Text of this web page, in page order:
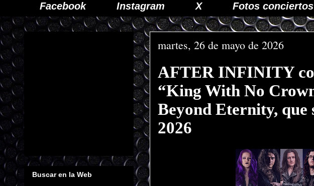
Facebook
Instagram X Fotos conciertos
martes, 26 de mayo de 2026
AFTER INFINITY
“King With No
Beyond Eternity, que
2026
Buscar en la Web